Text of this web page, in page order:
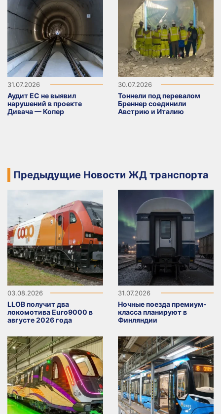
31.07.2026
Аудит ЕС не выявил
нарушений в проекте
Дивача — Копер
30.07.2026
Тоннели под перевалом
Бреннер соединили
Австрию и Италию
Предыдущие Новости ЖД транспорта
03.08.2026
LLOB получит два
локомотива Euro9000 в
августе 2026 года
31.07.2026
Ночные поезда премиум-
класса планируют в
Финляндии